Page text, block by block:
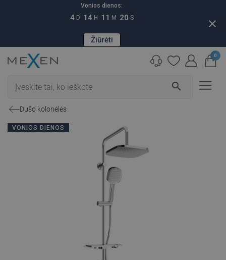
Vonios dienos:
4 D 14 H 11 M 19 S
Žiūrėti
close
search
0
Dušo kolonėlės
VONIOS DIENOS